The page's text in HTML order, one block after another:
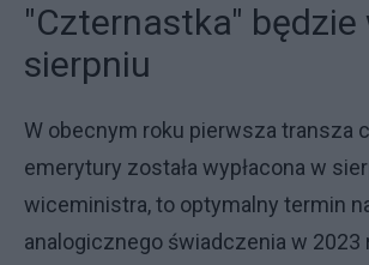
"Czternastka" będzie
sierpniu
W obecnym roku pierwsza transza
emerytury została wypłacona w
wiceministra, to optymalny termin
analogicznego świadczenia w 2023